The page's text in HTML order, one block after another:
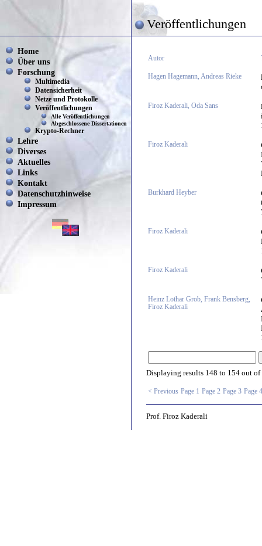
Veröffentlichungen
Home
Über uns
Forschung
Multimedia
Datensicherheit
Netze und Protokolle
Veröffentlichungen
Alle Veröffentlichungen
Abgeschlossene Dissertationen
Krypto-Rechner
Lehre
Diverses
Aktuelles
Links
Kontakt
Datenschutzhinweise
Impressum
Autor
Hagen Hagemann, Andreas Rieke
Firoz Kaderali, Oda Sans
Firoz Kaderali
Burkhard Heyber
Firoz Kaderali
Firoz Kaderali
Heinz Lothar Grob, Frank Bensberg,
Firoz Kaderali
Displaying results 148 to 154 out of
< Previous Page 1 Page 2 Page 3 Page 4
Prof. Firoz Kaderali